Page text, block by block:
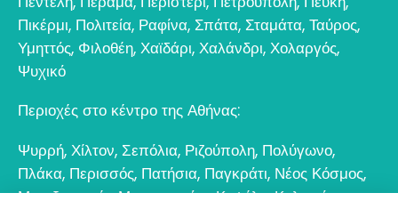
Πικέρμι, Πολιτεία, Ραφίνα, Σπάτα, Σταμάτα, Ταύρος,
Υμηττός, Φιλοθέη, Χαϊδάρι, Χαλάνδρι, Χολαργός,
Ψυχικό
Περιοχές στο κέντρο της Αθήνας:
Ψυρρή, Χίλτον, Σεπόλια, Ριζούπολη, Πολύγωνο,
Πλάκα, Περισσός, Πατήσια, Παγκράτι, Νέος Κόσμος,
Μεταξουργείο,Μοναστηράκι,Κυψέλη,Κολωνός,